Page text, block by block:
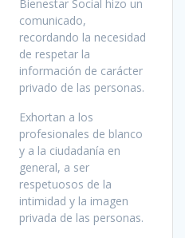
Bienestar Social hizo un
comunicado,
recordando la necesidad
de respetar la
información de carácter
privado de las personas.
Exhortan a los
profesionales de blanco
y a la ciudadanía en
general, a ser
respetuosos de la
intimidad y la imagen
privada de las personas.